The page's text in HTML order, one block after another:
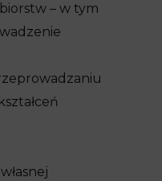
– w tym